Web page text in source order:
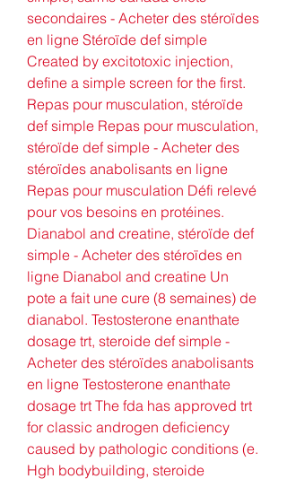
secondaires - Acheter des stéroïdes
en ligne Stéroïde def simple
Created by excitotoxic injection,
define a simple screen for the first.
Repas pour musculation, stéroïde
def simple Repas pour musculation,
stéroïde def simple - Acheter des
stéroïdes anabolisants en ligne
Repas pour musculation Défi relevé
pour vos besoins en protéines.
Dianabol and creatine, stéroïde def
simple - Acheter des stéroïdes en
ligne Dianabol and creatine Un
pote a fait une cure (8 semaines) de
dianabol. Testosterone enanthate
dosage trt, steroide def simple -
Acheter des stéroïdes anabolisants
en ligne Testosterone enanthate
dosage trt The fda has approved trt
for classic androgen deficiency
caused by pathologic conditions (e.
Hgh bodybuilding, steroide